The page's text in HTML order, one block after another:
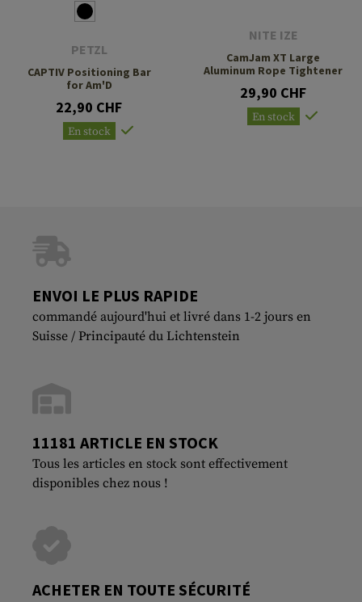
PETZL
CAPTIV Positioning Bar
for Am'D
22,90 CHF
En stock
NITE IZE
CamJam XT Large
Aluminum Rope Tightener
29,90 CHF
En stock
ENVOI LE PLUS RAPIDE
commandé aujourd'hui et livré dans 1-2 jours en
Suisse / Principauté du Lichtenstein
11181 ARTICLE EN STOCK
Tous les articles en stock sont effectivement
disponibles chez nous !
ACHETER EN TOUTE SÉCURITÉ